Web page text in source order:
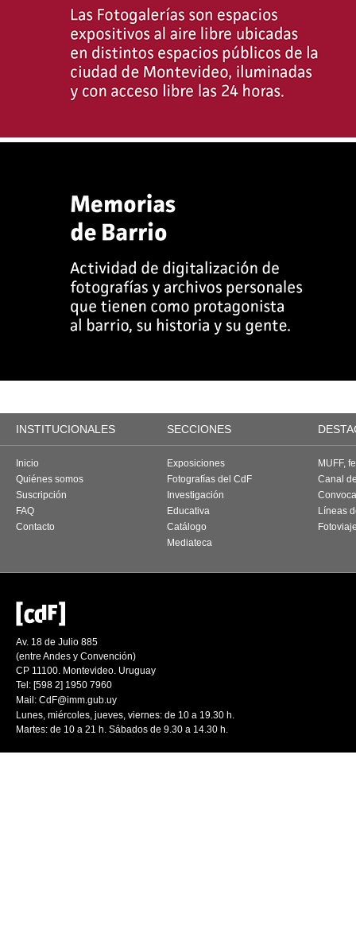
INSTITUCIONALES SECCIONES
Inicio
Quiénes somos
Suscripción
FAQ
Contacto
Exposiciones
Fotografías del CdF
Investigación
Educativa
Catálogo
Mediateca
MUFF,
Canal
Líneas
Av. 18 de Julio 885
(entre Andes y Convención)
CP 11100. Montevideo. Uruguay
Tel: [598 2] 1950 7960
Mail: CdF@imm.gub.uy
Lunes, miércoles, jueves, viernes: de 10 a 19.30 h.
Martes: de 10 a 21 h. Sábados de 9.30 a 14.30 h.